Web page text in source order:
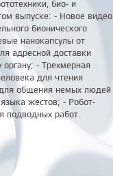
био- и
выпуске: - Новое видео
бионического
нанокапсулы от
адресной доставки
- Трехмерная
для чтения
общения немых людей
жестов; - Робот-
подводных работ.